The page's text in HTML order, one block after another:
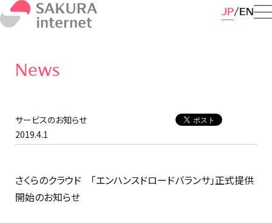
JP EN
News
サービスのお知らせ
2019.4.1
さくらのクラウド 「エンハンスドロードバランサ」正式提供
開始のお知らせ